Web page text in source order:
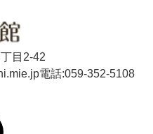
目2-42
電話:059-352-5108